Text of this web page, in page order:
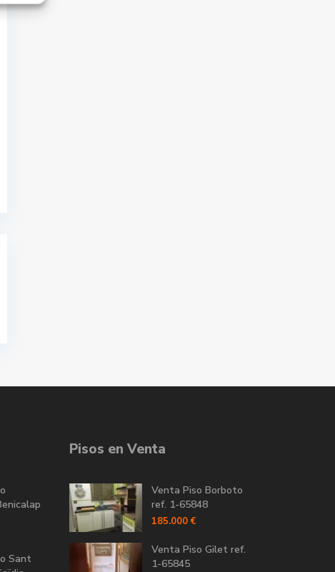
Sant
Pisos en Venta
Venta Piso Borboto
ref. 1-65848
185.000 €
Venta Piso Gilet ref.
1-65845